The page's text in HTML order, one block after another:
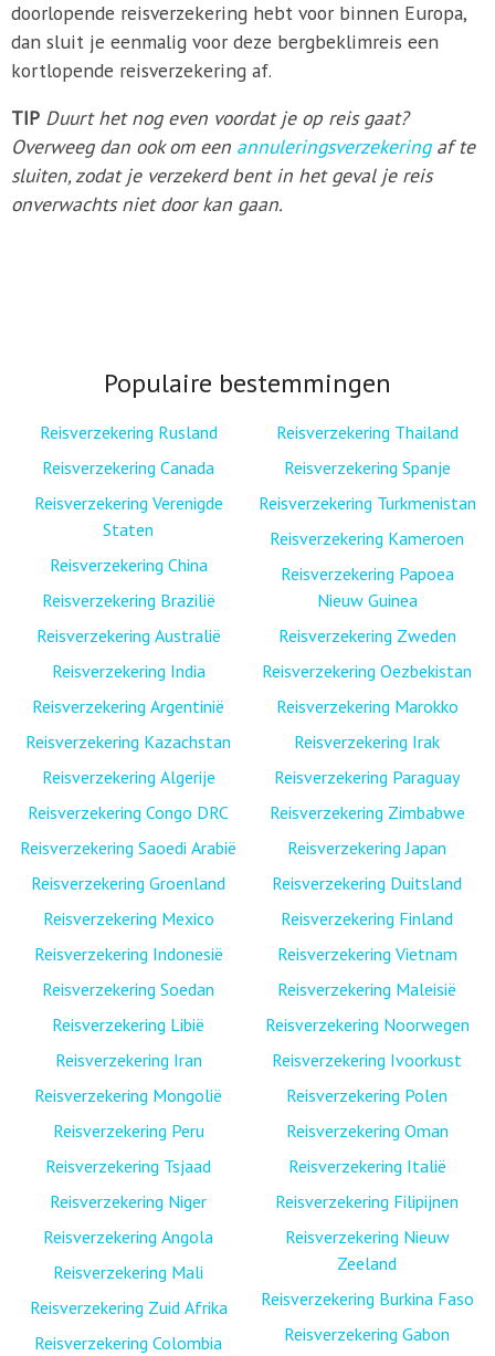
doorlopende reisverzekering hebt voor binnen Europa,
dan sluit je eenmalig voor deze bergbeklimreis een
kortlopende reisverzekering af.
TIP Duurt het nog even voordat je op reis gaat?
Overweeg dan ook om een annuleringsverzekeringaf te
sluiten, zodat je verzekerd bent in het geval je reis
onverwachts niet door kan gaan.
Populaire bestemmingen
Reisverzekering Rusland
Reisverzekering Canada
Reisverzekering Verenigde
Staten
Reisverzekering China
Reisverzekering Brazilië
Reisverzekering Australië
Reisverzekering India
Reisverzekering Argentinië
Reisverzekering Kazachstan
Reisverzekering Algerije
Reisverzekering Congo DRC
Reisverzekering Saoedi Arabië
Reisverzekering Groenland
Reisverzekering Mexico
Reisverzekering Indonesië
Reisverzekering Soedan
Reisverzekering Libië
Reisverzekering Iran
Reisverzekering Mongolië
Reisverzekering Peru
Reisverzekering Tsjaad
Reisverzekering Niger
Reisverzekering Angola
Reisverzekering Mali
Reisverzekering Zuid Afrika
Reisverzekering Colombia
Reisverzekering Thailand
Reisverzekering Spanje
Reisverzekering Turkmenistan
Reisverzekering Kameroen
Reisverzekering Papoea
Nieuw Guinea
Reisverzekering Zweden
Reisverzekering Oezbekistan
Reisverzekering Marokko
Reisverzekering Irak
Reisverzekering Paraguay
Reisverzekering Zimbabwe
Reisverzekering Japan
Reisverzekering Duitsland
Reisverzekering Finland
Reisverzekering Vietnam
Reisverzekering Maleisië
Reisverzekering Noorwegen
Reisverzekering Ivoorkust
Reisverzekering Polen
Reisverzekering Oman
Reisverzekering Italië
Reisverzekering Filipijnen
Reisverzekering Nieuw
Zeeland
Reisverzekering Burkina Faso
Reisverzekering Gabon